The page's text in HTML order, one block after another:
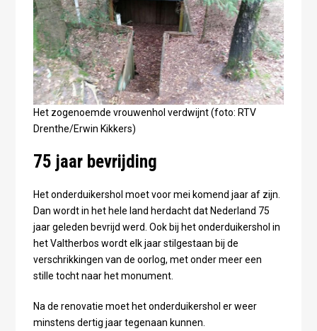
Het zogenoemde vrouwenhol verdwijnt (foto: RTV
Drenthe/Erwin Kikkers)
75 jaar bevrijding
Het onderduikershol moet voor mei komend jaar af zijn.
Dan wordt in het hele land herdacht dat Nederland 75
jaar geleden bevrijd werd. Ook bij het onderduikershol in
het Valtherbos wordt elk jaar stilgestaan bij de
verschrikkingen van de oorlog, met onder meer een
stille tocht naar het monument.
Na de renovatie moet het onderduikershol er weer
minstens dertig jaar tegenaan kunnen.